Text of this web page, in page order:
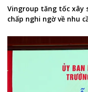
Vingroup tăng tốc xây
chấp nghi ngờ về nhu